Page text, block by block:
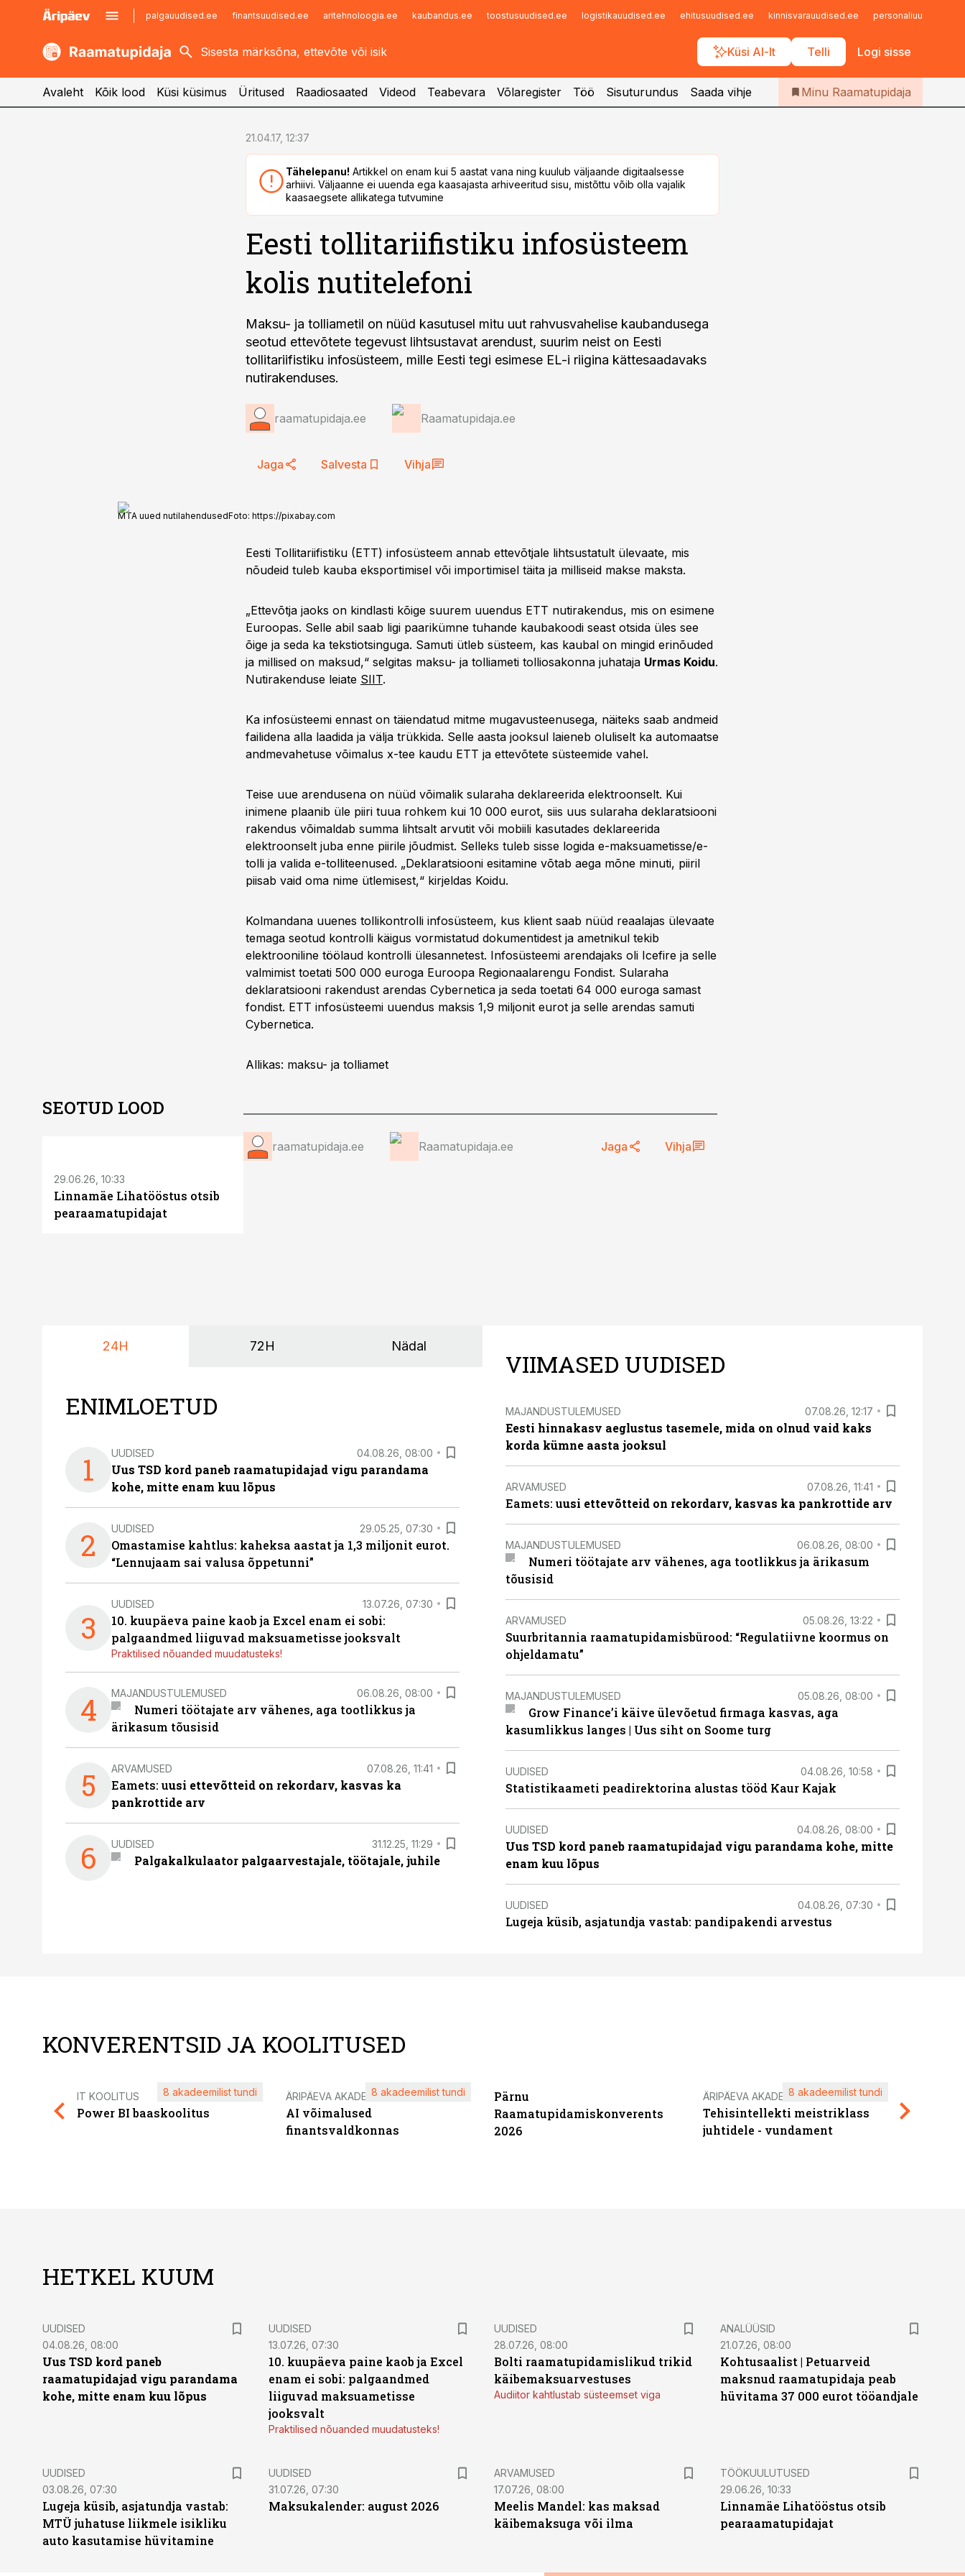
palgauudised.ee finantsuudised.ee aritehnoloogia.ee kaubandus.ee toostusuudised.ee logistikauudised.ee ehitusuudised.ee kinnisvarauudised.ee personaliuudised.ee
Küsi AI-lt Telli Logi sisse
kaubandus.ee
kinnisvarauudised.ee
imelineajalugu.ee
Infopank
Iseteenindus
Telli Raamatupidaja
Avaleht Kõik lood Küsi küsimus Üritused Raadiosaated Videod Teabevara Võlaregister Töö Sisuturundus Saada vihje Minu Raamatupidaja
21.04.17, 12:37
Tähelepanu! Artikkel on enam kui 5 aastat vana ning kuulub väljaande digitaalsesse
arhiivi. Väljaanne ei uuenda ega kaasajasta arhiveeritud sisu, mistõttu võib olla vajalik
kaasaegsete allikatega tutvumine
Eesti tollitariifistiku infosüsteem
kolis nutitelefoni
Maksu- ja tolliametil on nüüd kasutusel mitu uut rahvusvahelise kaubandusega
seotud ettevõtete tegevust lihtsustavat arendust, suurim neist on Eesti
tollitariifistiku infosüsteem, mille Eesti tegi esimese EL-i riigina kättesaadavaks
nutirakenduses.
raamatupidaja.ee Raamatupidaja.ee
Jaga Salvesta Vihja
MTA uued nutilahendusedFoto: https://pixabay.com
Eesti Tollitariifistiku (ETT) infosüsteem annab ettevõtjale lihtsustatult ülevaate, mis
nõudeid tuleb kauba eksportimisel või importimisel täita ja milliseid makse maksta.
„Ettevõtja jaoks on kindlasti kõige suurem uuendus ETT nutirakendus, mis on esimene
Euroopas. Selle abil saab ligi paarikümne tuhande kaubakoodi seast otsida üles see
õige ja seda ka tekstiotsinguga. Samuti ütleb süsteem, kas kaubal on mingid erinõuded
ja millised on maksud,“ selgitas maksu- ja tolliameti tolliosakonna juhataja Urmas Koidu.
Nutirakenduse leiate SIIT.
Ka infosüsteemi ennast on täiendatud mitme mugavusteenusega, näiteks saab andmeid
failidena alla laadida ja välja trükkida. Selle aasta jooksul laieneb oluliselt ka automaatse
andmevahetuse võimalus x-tee kaudu ETT ja ettevõtete süsteemide vahel.
Teise uue arendusena on nüüd võimalik sularaha deklareerida elektroonselt. Kui
inimene plaanib üle piiri tuua rohkem kui 10 000 eurot, siis uus sularaha deklaratsiooni
rakendus võimaldab summa lihtsalt arvutit või mobiili kasutades deklareerida
elektroonselt juba enne piirile jõudmist. Selleks tuleb sisse logida e-maksuametisse/e-
tolli ja valida e-tolliteenused. „Deklaratsiooni esitamine võtab aega mõne minuti, piiril
piisab vaid oma nime ütlemisest,“ kirjeldas Koidu.
Kolmandana uuenes tollikontrolli infosüsteem, kus klient saab nüüd reaalajas ülevaate
temaga seotud kontrolli käigus vormistatud dokumentidest ja ametnikul tekib
elektrooniline töölaud kontrolli ülesannetest. Infosüsteemi arendajaks oli Icefire ja selle
valmimist toetati 500 000 euroga Euroopa Regionaalarengu Fondist. Sularaha
deklaratsiooni rakendust arendas Cybernetica ja seda toetati 64 000 euroga samast
fondist. ETT infosüsteemi uuendus maksis 1,9 miljonit eurot ja selle arendas samuti
Cybernetica.
Allikas: maksu- ja tolliamet
raamatupidaja.ee Raamatupidaja.ee Jaga Vihja
SEOTUD LOOD
29.06.26, 10:33
Linnamäe Lihatööstus otsib
pearaamatupidajat
24H 72H Nädal
ENIMLOETUD
1 UUDISED 04.08.26, 08:00
Uus TSD kord paneb raamatupidajad vigu parandama
kohe, mitte enam kuu lõpus
2 UUDISED 29.05.25, 07:30
Omastamise kahtlus: kaheksa aastat ja 1,3 miljonit eurot.
“Lennujaam sai valusa õppetunni”
3
UUDISED 13.07.26, 07:30
10. kuupäeva paine kaob ja Excel enam ei sobi:
palgaandmed liiguvad maksuametisse jooksvalt
Praktilised nõuanded muudatusteks!
4 MAJANDUSTULEMUSED 06.08.26, 08:00
Numeri töötajate arv vähenes, aga tootlikkus ja
ärikasum tõusisid
5 ARVAMUSED 07.08.26, 11:41
Eamets: uusi ettevõtteid on rekordarv, kasvas ka
pankrottide arv
6 UUDISED 31.12.25, 11:29
Palgakalkulaator palgaarvestajale, töötajale, juhile
VIIMASED UUDISED
MAJANDUSTULEMUSED 07.08.26, 12:17
Eesti hinnakasv aeglustus tasemele, mida on olnud vaid kaks
korda kümne aasta jooksul
ARVAMUSED 07.08.26, 11:41
Eamets: uusi ettevõtteid on rekordarv, kasvas ka pankrottide arv
MAJANDUSTULEMUSED 06.08.26, 08:00
Numeri töötajate arv vähenes, aga tootlikkus ja ärikasum
tõusisid
ARVAMUSED 05.08.26, 13:22
Suurbritannia raamatupidamisbürood: “Regulatiivne koormus on
ohjeldamatu”
MAJANDUSTULEMUSED 05.08.26, 08:00
Grow Finance’i käive ülevõetud firmaga kasvas, aga
kasumlikkus langes | Uus siht on Soome turg
UUDISED 04.08.26, 10:58
Statistikaameti peadirektorina alustas tööd Kaur Kajak
UUDISED 04.08.26, 08:00
Uus TSD kord paneb raamatupidajad vigu parandama kohe, mitte
enam kuu lõpus
UUDISED 04.08.26, 07:30
Lugeja küsib, asjatundja vastab: pandipakendi arvestus
KONVERENTSID JA KOOLITUSED
IT KOOLITUS
Power BI baaskoolitus
8 akadeemilist tundi ÄRIPÄEVA AKADEEMIA
AI võimalused
finantsvaldkonnas
8 akadeemilist tundi
Pärnu
Raamatupidamiskonverents
2026
ÄRIPÄEVA AKADEEMIA
Tehisintellekti meistriklass
juhtidele - vundament
8 akadeemilist tundi
HETKEL KUUM
UUDISED
04.08.26, 08:00
Uus TSD kord paneb
raamatupidajad vigu parandama
kohe, mitte enam kuu lõpus
UUDISED
13.07.26, 07:30
10. kuupäeva paine kaob ja Excel
enam ei sobi: palgaandmed
liiguvad maksuametisse
jooksvalt
Praktilised nõuanded muudatusteks!
UUDISED
28.07.26, 08:00
Bolti raamatupidamislikud trikid
käibemaksuarvestuses
Audiitor kahtlustab süsteemset viga
ANALÜÜSID
21.07.26, 08:00
Kohtusaalist | Petuarveid
maksnud raamatupidaja peab
hüvitama 37 000 eurot tööandjale
UUDISED
03.08.26, 07:30
Lugeja küsib, asjatundja vastab:
MTÜ juhatuse liikmele isikliku
auto kasutamise hüvitamine
UUDISED
31.07.26, 07:30
Maksukalender: august 2026
ARVAMUSED
17.07.26, 08:00
Meelis Mandel: kas maksad
käibemaksuga või ilma
ST
TÖÖKUULUTUSED
29.06.26, 10:33
Linnamäe Lihatööstus otsib
pearaamatupidajat